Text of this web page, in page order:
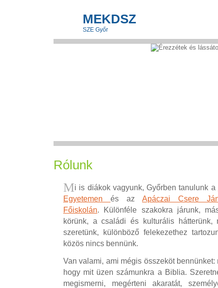
MEKDSZ
SZE Győr
Rólunk
Mi is diákok vagyunk, Győrben tanulunk a
Egyetemen és az Apáczai Csere
Főiskolán. Különféle szakokra járunk,
körünk, a családi és kulturális hátterünk,
szeretünk, különböző felekezethez
közös nincs bennünk.
Van valami, ami mégis összeköt bennünket:
hogy mit üzen számunkra a Biblia.
megismerni, megérteni akaratát,